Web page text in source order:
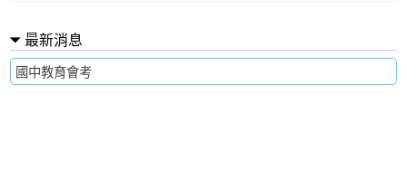
最新消息
國中教育會考